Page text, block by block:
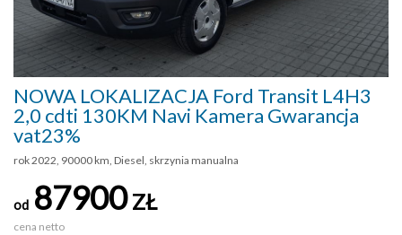
NOWA LOKALIZACJA Ford Transit L4H3
2,0 cdti 130KM Navi Kamera Gwarancja
vat23%
rok 2022, 90000 km, Diesel, skrzynia manualna
od 87900ZŁ
cena netto